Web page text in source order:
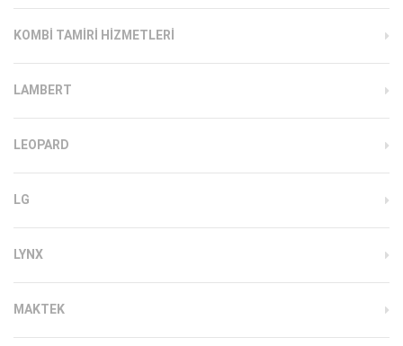
KOMBI TAMIRI HIZMETLERI
LAMBERT
LEOPARD
LG
LYNX
MAKTEK